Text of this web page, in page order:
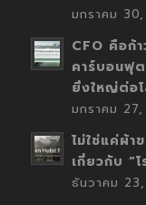
มกราคม
CFO คือก้
คาร์บอนฟุ
ยิ่งใหญ่ต่อ
มกราคม
ไม่ใช่แค่ผ้า
เกี่ยวกับ “
ธันวาคม